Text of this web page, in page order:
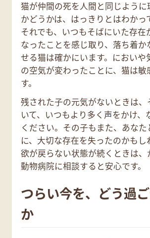
猫が仲間の死を人間と同じように
かどうかは、はっきりとはわかっ
それでも、いつもそばにいた存在
なったことを感じ取り、落ち着か
せる猫は確かにいます。においや
の空気が変わったことに、猫は敏
す。
残された子の元気がないときは、
いて、いつもより多く声をかけ、
ください。その子もまた、あなた
に、大切な存在を失ったのかもし
欲が戻らない状態が続くときは、
動物病院に相談すると安心です。
つらい今を、どう過
か